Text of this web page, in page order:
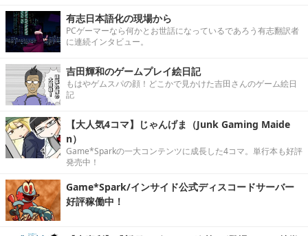
有志日本語化の現場から
PCゲーマーなら何かとお世話になっているであろう有志翻訳者
に連続インタビュー。
吉田輝和のゲームプレイ絵日記
もはやゲムスパの顔！どこかで見かけた吉田さんのゲーム絵日
記
【大人気4コマ】じゃんげま（Junk Gaming Maide
n）
Game*Sparkの一大コンテンツに成長した4コマ。単行本も好評
発売中！
Game*Spark/インサイド公式ディスコードサーバー
好評稼働中！